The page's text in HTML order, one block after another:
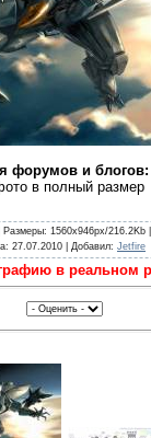
форумов и блогов:
в полный размер
Размеры: 1560x946px/216.2Kb |
: 27.07.2010 | Добавил: Jetfire
в реальном